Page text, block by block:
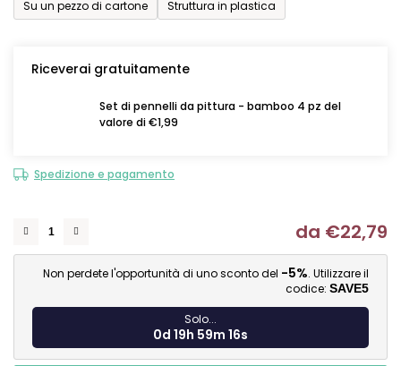
Su un pezzo di cartone
Struttura in plastica
Riceverai gratuitamente
Set di pennelli da pittura - bamboo 4 pz del
valore di €1,99
Spedizione e pagamento
da €22,79
Non perdete l'opportunità di uno sconto del -5%. Utilizzare il
codice: SAVE5
Solo...
0d 19h 59m 15s